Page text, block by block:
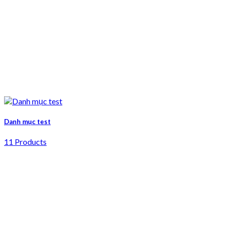
Danh mục test
11 Products